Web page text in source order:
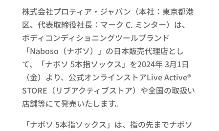
株式会社プロティア・ジャパン（本社：東京都港
区、代表取締役社長：マーク C. ミンター）は、
ボディコンディショニングツールブランド
「Naboso（ナボソ）」の日本販売代理店とし
て、「ナボソ 5本指ソックス」を2024年 3月1日
（金）より、公式オンラインストアLive Active®
STORE（リブアクティブストア）や全国の取扱い
店舗等にて発売いたします。
「ナボソ 5本指ソックス」は、指の先までナボソ